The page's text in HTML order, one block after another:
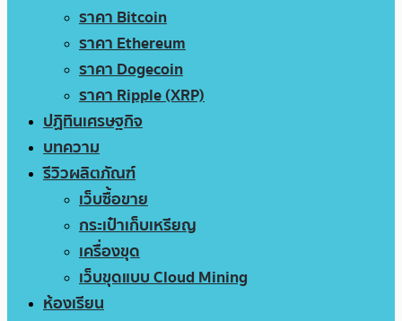
ราคา Bitcoin
ราคา Ethereum
ราคา Dogecoin
ราคา Ripple (XRP)
ปฏิทินเศรษฐกิจ
บทความ
รีวิวผลิตภัณฑ์
เว็บซื้อขาย
กระเป๋าเก็บเหรียญ
เครื่องขุด
เว็บขุดแบบ Cloud Mining
ห้องเรียน